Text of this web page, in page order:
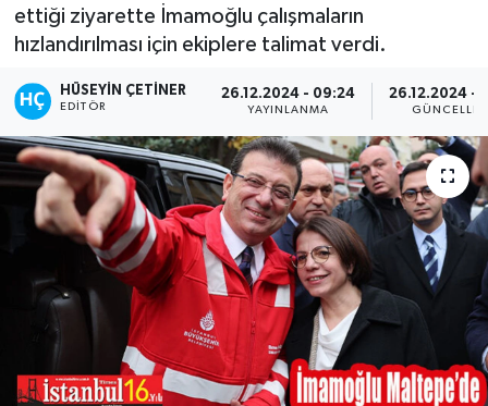
ettiği ziyarette İmamoğlu çalışmaların
hızlandırılması için ekiplere talimat verdi.
HÜSEYIN ÇETINER
EDITÖR
26.12.2024 - 09:24
YAYINLANMA
26.12.2024 -